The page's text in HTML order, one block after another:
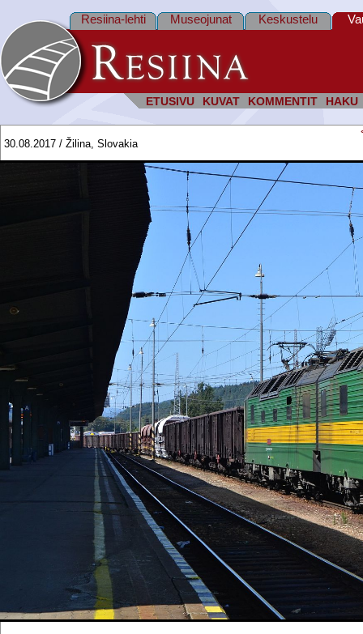
ETUSIVU KUVAT KOMMENTIT HAKU
Resiina-lehti Museojunat Keskustelu
30.08.2017 / Žilina, Slovakia